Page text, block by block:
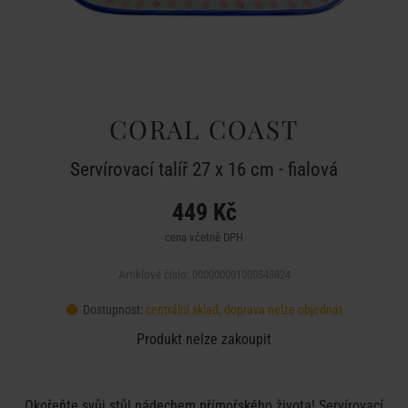
CORAL COAST
Servírovací talíř 27 x 16 cm - fialová
449 Kč
cena včetně DPH
Dostupnost: centrální sklad, doprava nelze objednat
Produkt nelze zakoupit